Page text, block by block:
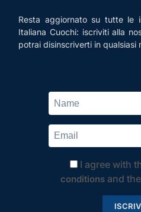
Resta aggiornato su tutte le
Italiana Cuochi: iscriviti alla
potrai disinscriverti in qualsiasi
I agree with
conditions and the